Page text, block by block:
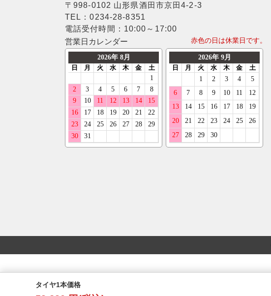
タイヤ1本価格
〒998-0102 山形県酒田市京田4-2-3
TEL：0234-28-8351
電話受付時間：10:00～17:00
営業日カレンダー
赤色の日は休業日です。